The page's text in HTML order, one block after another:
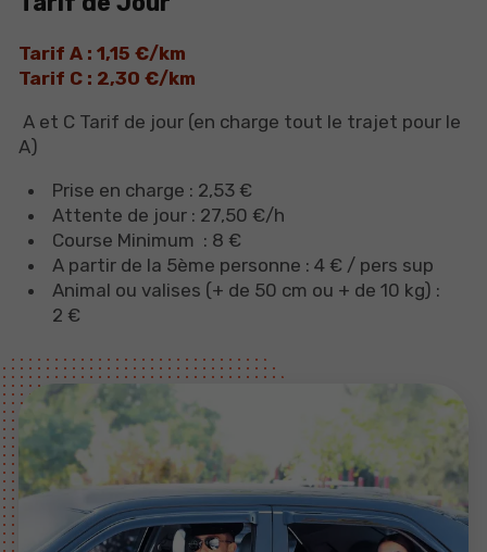
Tarif A : 1,15 €/km
Tarif C : 2,30 €/km
A et C Tarif de jour (en charge tout le trajet pour le
A)
Prise en charge : 2,53 €
Attente de jour : 27,50 €/h
Course Minimum : 8 €
A partir de la 5ème personne : 4 € / pers sup​​
Animal ou valises (+ de 50 cm ou + de 10 kg) :
2 €